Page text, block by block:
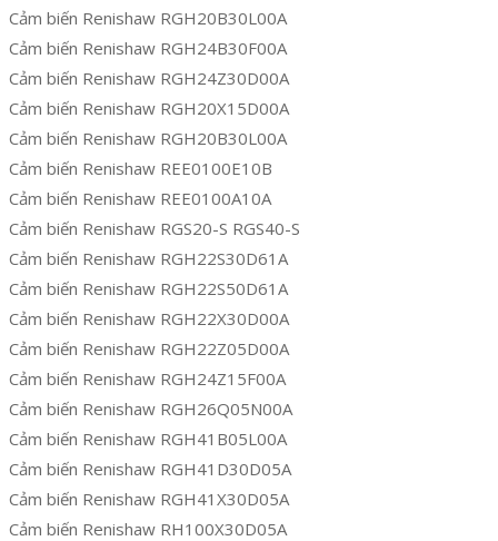
Cảm biến Renishaw RGH20B30L00A
Cảm biến Renishaw RGH24B30F00A
Cảm biến Renishaw RGH24Z30D00A
Cảm biến Renishaw RGH20X15D00A
Cảm biến Renishaw RGH20B30L00A
Cảm biến Renishaw REE0100E10B
Cảm biến Renishaw REE0100A10A
Cảm biến Renishaw RGS20-S RGS40-S
Cảm biến Renishaw RGH22S30D61A
Cảm biến Renishaw RGH22S50D61A
Cảm biến Renishaw RGH22X30D00A
Cảm biến Renishaw RGH22Z05D00A
Cảm biến Renishaw RGH24Z15F00A
Cảm biến Renishaw RGH26Q05N00A
Cảm biến Renishaw RGH41B05L00A
Cảm biến Renishaw RGH41D30D05A
Cảm biến Renishaw RGH41X30D05A
Cảm biến Renishaw RH100X30D05A